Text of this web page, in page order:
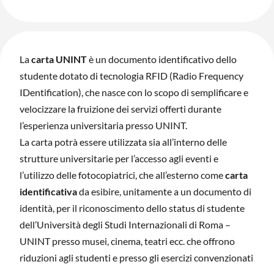
Lacarta UNINTè un documento identificativo dello
studente dotato di tecnologia RFID (Radio Frequency
IDentification), che nasce con lo scopo di semplificare e
velocizzare la fruizione dei servizi offerti durante
l’esperienza universitaria presso UNINT.
La carta potrà essere utilizzata sia all’interno delle
strutture universitarie per l’accesso agli eventi e
l’utilizzo delle fotocopiatrici, che all’esterno comecarta
identificativada esibire, unitamente a un documento di
identità, per il riconoscimento dello status di studente
dell’Università degli Studi Internazionali di Roma –
UNINT presso musei, cinema, teatri ecc. che offrono
riduzioni agli studenti e presso gli esercizi convenzionati